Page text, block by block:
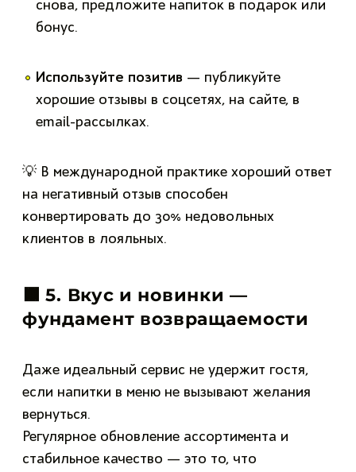
снова, предложите напиток в подарок или
бонус.
Используйте позитив — публикуйте
хорошие отзывы в соцсетях, на сайте, в
email-рассылках.
💡 В международной практике хороший ответ
на негативный отзыв способен
конвертировать до 30% недовольных
клиентов в лояльных.
🟫 5. Вкус и новинки —
фундамент возвращаемости
Даже идеальный сервис не удержит гостя,
если напитки в меню не вызывают желания
вернуться.
Регулярное обновление ассортимента и
стабильное качество — это то, что